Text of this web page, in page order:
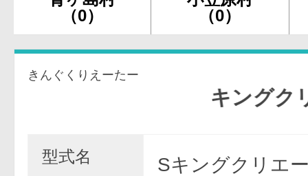
（0）
（0）
きんぐくりえーたー
キングクリエ
型式名
Sキングクリエ